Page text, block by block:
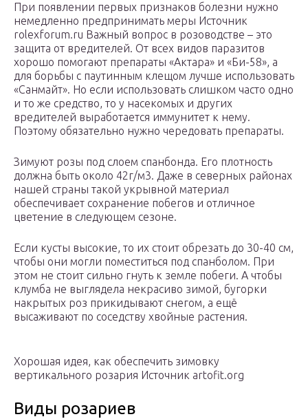
При появлении первых признаков болезни нужно
немедленно предпринимать меры Источник
rolexforum.ru Важный вопрос в розоводстве – это
защита от вредителей. От всех видов паразитов
хорошо помогают препараты «Актара» и «Би-58», а
для борьбы с паутинным клещом лучше использовать
«Санмайт». Но если использовать слишком часто одно
и то же средство, то у насекомых и других
вредителей выработается иммунитет к нему.
Поэтому обязательно нужно чередовать препараты.
Зимуют розы под слоем спанбонда. Его плотность
должна быть около 42г/м3. Даже в северных районах
нашей страны такой укрывной материал
обеспечивает сохранение побегов и отличное
цветение в следующем сезоне.
Если кусты высокие, то их стоит обрезать до 30-40 см,
чтобы они могли поместиться под спанболом. При
этом не стоит сильно гнуть к земле побеги. А чтобы
клумба не выглядела некрасиво зимой, бугорки
накрытых роз прикидывают снегом, а ещё
высаживают по соседству хвойные растения.
Хорошая идея, как обеспечить зимовку
вертикального розария Источник artofit.org
Виды розариев